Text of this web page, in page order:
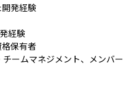
発経験
経験
格保有者
ームマネジメント、メンバー